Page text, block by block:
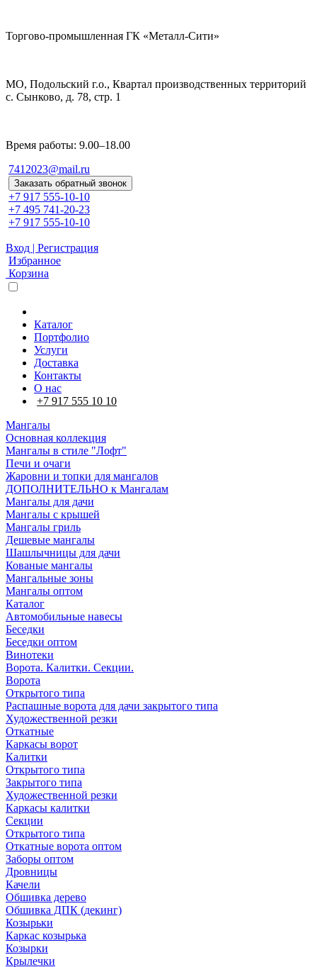
Торгово-промышленная ГК «Металл-Сити»
МО, Подольский г.о., Квартал производственных территорий
с. Сынково, д. 78, стр. 1
Время работы: 9.00–18.00
7412023@mail.ru
Заказать обратный звонок
+7 917 555-10-10
+7 495 741-20-23
+7 917 555-10-10
Вход | Регистрация
Избранное
Корзина
Каталог
Портфолио
Услуги
Доставка
Контакты
О нас
+7 917 555 10 10
Мангалы
Основная коллекция
Мангалы в стиле "Лофт"
Печи и очаги
Жаровни и топки для мангалов
ДОПОЛНИТЕЛЬНО к Мангалам
Мангалы для дачи
Мангалы с крышей
Мангалы гриль
Дешевые мангалы
Шашлычницы для дачи
Кованые мангалы
Мангальные зоны
Мангалы оптом
Каталог
Автомобильные навесы
Беседки
Беседки оптом
Винотеки
Ворота. Калитки. Секции.
Ворота
Открытого типа
Распашные ворота для дачи закрытого типа
Художественной резки
Откатные
Каркасы ворот
Калитки
Открытого типа
Закрытого типа
Художественной резки
Каркасы калитки
Секции
Открытого типа
Откатные ворота оптом
Заборы оптом
Дровницы
Качели
Обшивка дерево
Обшивка ДПК (декинг)
Козырьки
Каркас козырька
Козырки
Крылечки